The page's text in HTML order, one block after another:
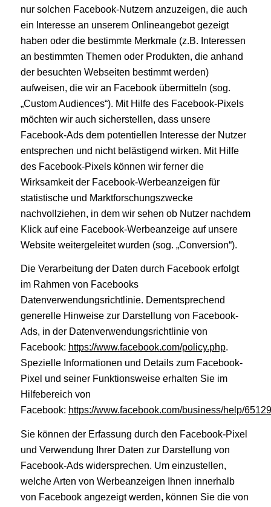
nur solchen Facebook-Nutzern anzuzeigen, die auch
ein Interesse an unserem Onlineangebot gezeigt
haben oder die bestimmte Merkmale (z.B. Interessen
an bestimmten Themen oder Produkten, die anhand
der besuchten Webseiten bestimmt werden)
aufweisen, die wir an Facebook übermitteln (sog.
„Custom Audiences“). Mit Hilfe des Facebook-Pixels
möchten wir auch sicherstellen, dass unsere
Facebook-Ads dem potentiellen Interesse der Nutzer
entsprechen und nicht belästigend wirken. Mit Hilfe
des Facebook-Pixels können wir ferner die
Wirksamkeit der Facebook-Werbeanzeigen für
statistische und Marktforschungszwecke
nachvollziehen, in dem wir sehen ob Nutzer nachdem
Klick auf eine Facebook-Werbeanzeige auf unsere
Website weitergeleitet wurden (sog. „Conversion“).
Die Verarbeitung der Daten durch Facebook erfolgt
im Rahmen von Facebooks
Datenverwendungsrichtlinie. Dementsprechend
generelle Hinweise zur Darstellung von Facebook-
Ads, in der Datenverwendungsrichtlinie von
Facebook: https://www.facebook.com/policy.php.
Spezielle Informationen und Details zum Facebook-
Pixel und seiner Funktionsweise erhalten Sie im
Hilfebereich von
Facebook: https://www.facebook.com/business/help/
Sie können der Erfassung durch den Facebook-Pixel
und Verwendung Ihrer Daten zur Darstellung von
Facebook-Ads widersprechen. Um einzustellen,
welche Arten von Werbeanzeigen Ihnen innerhalb
von Facebook angezeigt werden, können Sie die von